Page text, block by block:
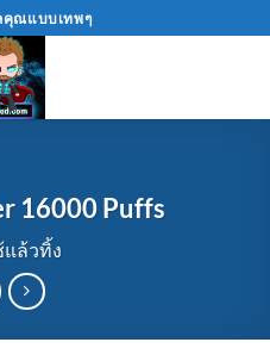
คุณแบบเทพๆ
16000 Puffs
ล้วทิ้ง